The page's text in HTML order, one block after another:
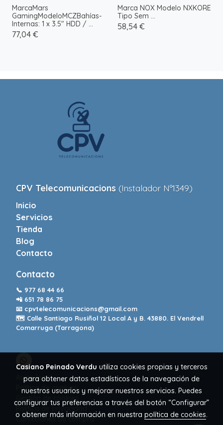
MarcaMars
GamingModeloMCZBahías-
Internas: 1 x 3.5" HDD / ...
77,04 €
Marca NOX Modelo NXKORE
Tipo Sem ...
58,54 €
CPV Telecomunicacions (Instalador Nº1349)
Inicio
Servicios
Tienda
Blog
Contacto
Contacto
📞 977 68 44 66
📲 651 78 86 75
📧 cpvtelecomunicacions@gmail.com
🗺️ Calle Santiago Rusiñol 12 Local A y B. 43880. El Vendrell
Comarruga (Tarragona)
Aviso legal
Política de cookies
Gestión de cookies
Política de privacidad
Condiciones de compra
Casiano Peinado Verdu utiliza cookies propias y terceros
para obtener datos estadísticos de la navegación de
nuestros usuarios y mejorar nuestros servicios. Puedes
configurar tus preferencias a través del botón “Configurar”
o obtener más información en nuestra política de cookies.